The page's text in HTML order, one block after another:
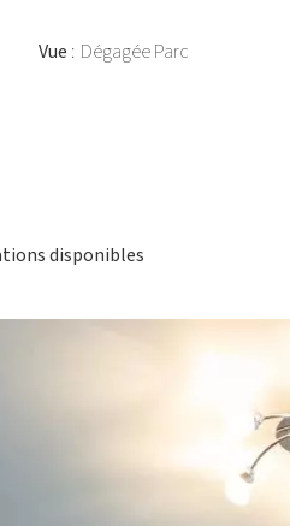
Vue Dégagée Parc
disponibles